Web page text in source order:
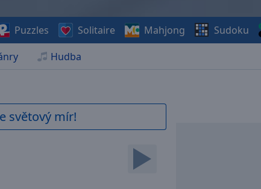
Hudba
Puzzles Solitaire Mahjong Sudoku
světový mír!